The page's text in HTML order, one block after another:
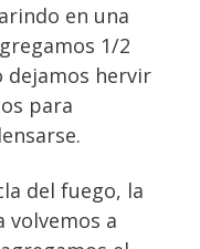
en una
1/2
dejamos hervir
para
del fuego, la
a